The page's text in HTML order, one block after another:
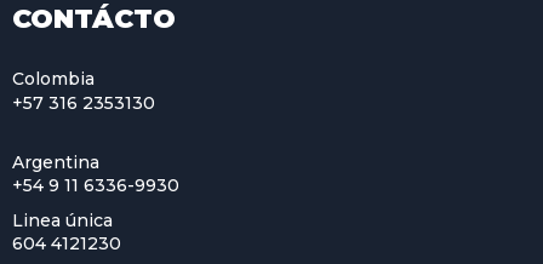
CONTÁCTO
Colombia
+57 316 2353130
Argentina
+54 9 11 6336-9930
Linea única
604 4121230